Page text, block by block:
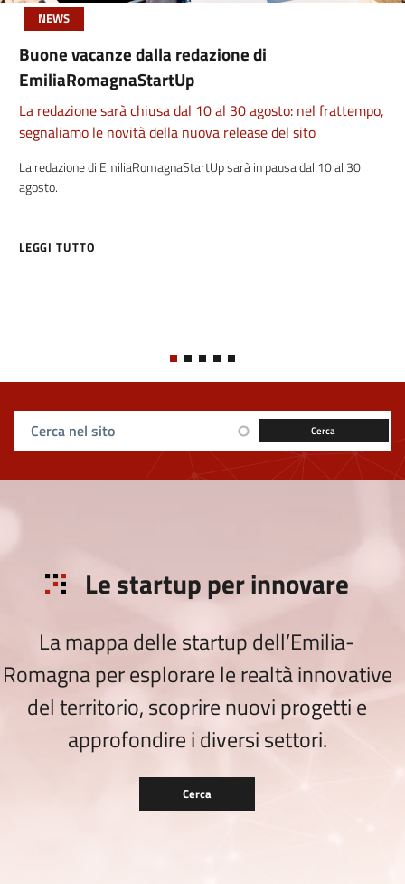
NEWS
Buone vacanze dalla redazione di
EmiliaRomagnaStartUp
La redazione sarà chiusa dal 10 al 30 agosto: nel frattempo,
segnaliamo le novità della nuova release del sito
La redazione di EmiliaRomagnaStartUp sarà in pausa dal 10 al 30
agosto.
LEGGI TUTTO
ABOUT BUONE VACANZE DALLA REDAZIONE DI
Ricerca sul sito
Le startup per innovare
La mappa delle startup dell’Emilia-
Romagna per esplorare le realtà innovative
del territorio, scoprire nuovi progetti e
approfondire i diversi settori.
Cerca